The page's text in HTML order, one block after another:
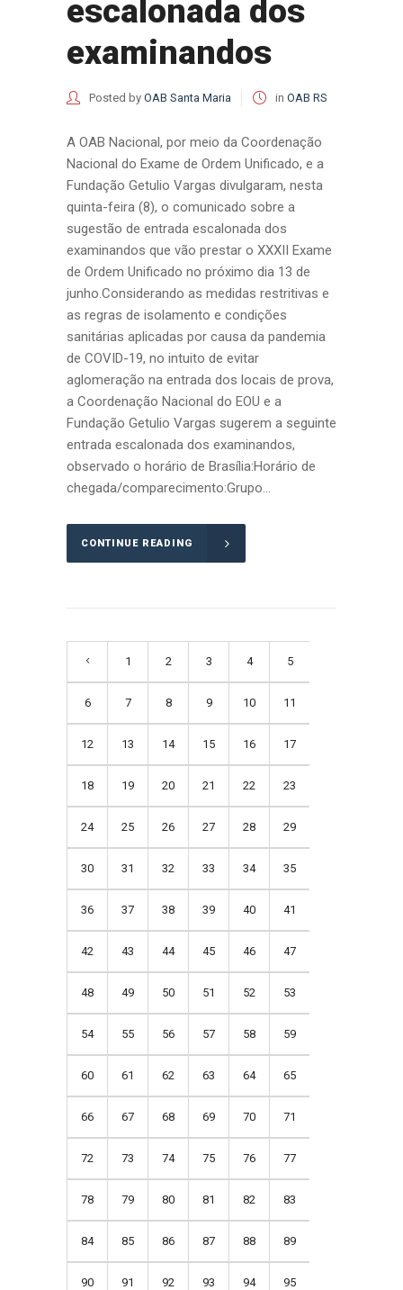
escalonada dos
examinandos
Posted by OAB Santa Maria in OAB RS
A OAB Nacional, por meio da Coordenação
Nacional do Exame de Ordem Unificado, e a
Fundação Getulio Vargas divulgaram, nesta
quinta-feira (8), o comunicado sobre a
sugestão de entrada escalonada dos
examinandos que vão prestar o XXXII Exame
de Ordem Unificado no próximo dia 13 de
junho.Considerando as medidas restritivas e
as regras de isolamento e condições
sanitárias aplicadas por causa da pandemia
de COVID-19, no intuito de evitar
aglomeração na entrada dos locais de prova,
a Coordenação Nacional do EOU e a
Fundação Getulio Vargas sugerem a seguinte
entrada escalonada dos examinandos,
observado o horário de Brasília:Horário de
chegada/comparecimento:Grupo...
CONTINUE READING
1 2 3 4 5
6 7 8 9 10 11
12 13 14 15 16 17
18 19 20 21 22 23
24 25 26 27 28 29
30 31 32 33 34 35
36 37 38 39 40 41
42 43 44 45 46 47
48 49 50 51 52 53
54 55 56 57 58 59
60 61 62 63 64 65
66 67 68 69 70 71
72 73 74 75 76 77
78 79 80 81 82 83
84 85 86 87 88 89
90 91 92 93 94 95